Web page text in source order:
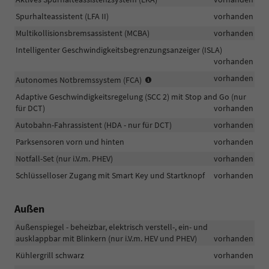
die
nachfolgenden
Fahrzeuge
Spurhalteassistent (LFA II)
vorhanden
Multikollisionsbremsassistent (MCBA)
vorhanden
Intelligenter Geschwindigkeitsbegrenzungsanzeiger (ISLA)
vorhanden
Autonomes Notbremssystem (FCA)
Fahrzeugen/Fußgängern/
vorhanden
Adaptive Geschwindigkeitsregelung (SCC 2) mit Stop and Go (nur
für DCT)
vorhanden
Autobahn-Fahrassistent (HDA - nur für DCT)
vorhanden
Parksensoren vorn und hinten
vorhanden
Notfall-Set (nur i.V.m. PHEV)
vorhanden
Schlüsselloser Zugang mit Smart Key und Startknopf
vorhanden
Außen
Außenspiegel - beheizbar, elektrisch verstell-, ein- und
ausklappbar mit Blinkern (nur i.V.m. HEV und PHEV)
vorhanden
Kühlergrill schwarz
vorhanden